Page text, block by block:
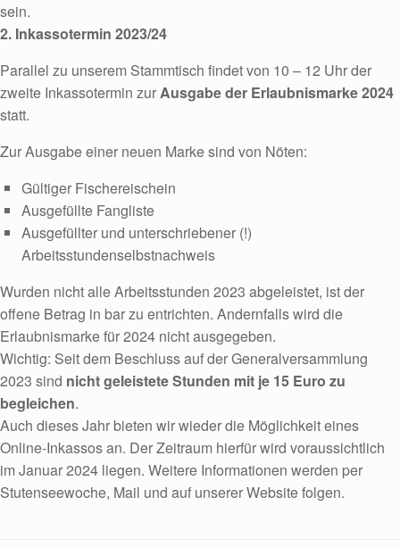
sein.
2. Inkassotermin 2023/24
Parallel zu unserem Stammtisch findet von 10 – 12 Uhr der
zweite Inkassotermin zurAusgabe der Erlaubnismarke 2024
statt.
Zur Ausgabe einer neuen Marke sind von Nöten:
Gültiger Fischereischein
Ausgefüllte Fangliste
Ausgefüllter und unterschriebener (!)
Arbeitsstundenselbstnachweis
Wurden nicht alle Arbeitsstunden 2023 abgeleistet, ist der
offene Betrag in bar zu entrichten. Andernfalls wird die
Erlaubnismarke für 2024 nicht ausgegeben.
Wichtig: Seit dem Beschluss auf der Generalversammlung
2023 sind nicht geleistete Stunden mit je 15 Euro zu
begleichen.
Auch dieses Jahr bieten wir wieder die Möglichkeit eines
Online-Inkassos an. Der Zeitraum hierfür wird voraussichtlich
im Januar 2024 liegen. Weitere Informationen werden per
Stutenseewoche, Mail und auf unserer Website folgen.